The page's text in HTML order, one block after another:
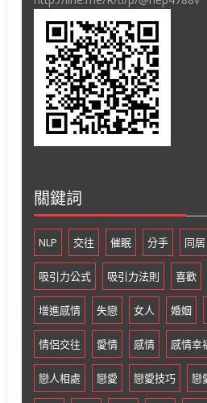
關鍵詞
NLP 交往 催眠 分手 同居
吸引力公式 吸引力法則 喜歡
增進感情 失戀 女人 婚姻
情侶交往 愛情 感情 感情幸
戀人相處 戀愛 戀愛技巧 戀